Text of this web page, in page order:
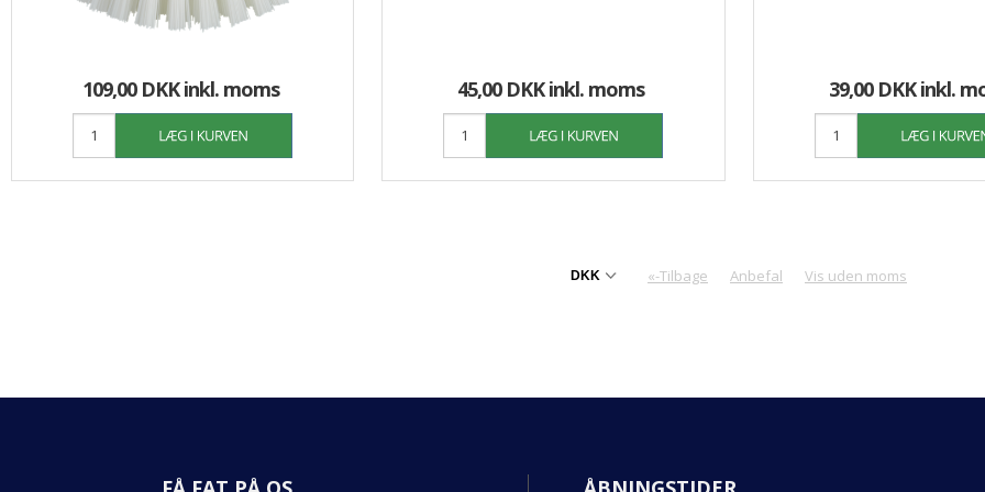
109,00 DKKinkl. moms 45,00 DKKinkl. moms 39,00 DKKinkl.
«-Tilbage Anbefal Vis uden moms